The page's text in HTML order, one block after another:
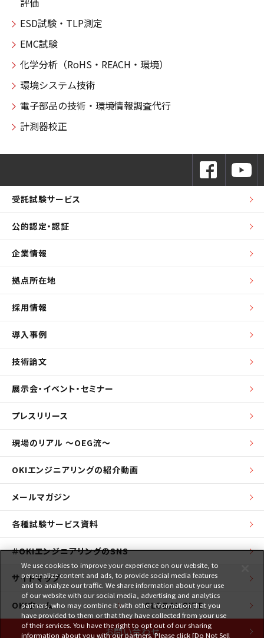
ESD試験・TLP測定
EMC試験
化学分析（RoHS・REACH・環境）
環境システム技術
電子部品の技術・環境情報調査代行
計測器校正
受託試験サービス
公的認定・認証
企業情報
拠点所在地
採用情報
導入事例
技術論文
展示会・イベント・セミナー
プレスリリース
現場のリアル ～OEG流～
OKIエンジニアリングの紹介動画
メールマガジン
各種試験サービス資料
＃OKIエンジニアリングのSNS
サイトマップ
OKIホーム GLOBAL SITE
お問い合わせ
We use cookies to improve your experience on our website, to
personalize content and ads, to provide social media features
and to analyze our traffic. We share information about your use
of our website with our social media, advertising and analytics
partners, who may combine it with other information that you
have provided to them or that they have collected from your use
of their services. You have the right to opt out of our sharing
information about you with our partners. Please click [Do Not Sell